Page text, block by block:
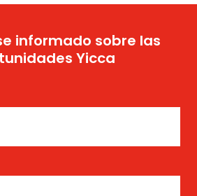
informado sobre las
Yicca